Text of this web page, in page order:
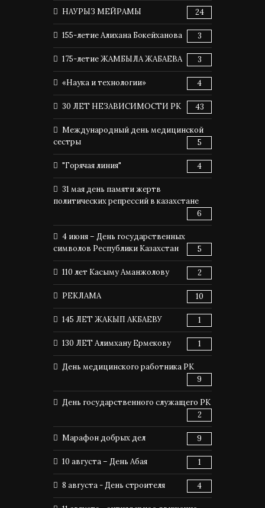
НАУРЫЗ МЕЙРАМЫ 24
155-летие Алихана Бокейханова 3
175-летие ЖАМБЫЛА ЖАБАЕВА 3
«Наука и технологии» 4
30 ЛЕТ НЕЗАВИСИМОСТИ РК 43
Международный день медицинской
сестры
5
"Горячая линия" 4
31 мая день памяти жертв
политических репрессий в казахстане
6
4 июня – День государственных
символов Республики Казахстан
5
110 лет Касыму Аманжолову 2
РЕКЛАМА 10
145 ЛЕТ ЖАКЫП АКБАЕВУ 1
130 ЛЕТ Алимхану Ермекову 1
День медицинского работника РК
9
День государственного служащего РК
2
Марафон добрых дел 9
10 августа – День Абая 1
8 августа - День строителя 4